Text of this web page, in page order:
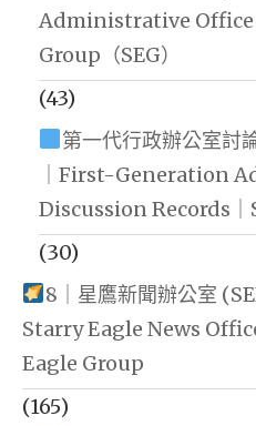
Administrative Office
Group（SEG）
(43)
第一代行政辦公室討
｜First-Generation
Discussion Records
(30)
8｜星鷹新聞辦公室
Starry Eagle News
Eagle Group
(165)